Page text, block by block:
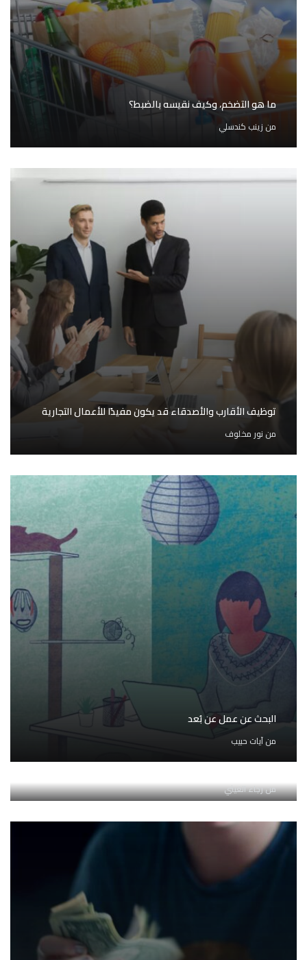
ما هو التضخم، وكيف نقيسه بالضبط؟
من زينب كندسلي
توظيف الأقارب والأصدقاء قد يكون مفيدًا للأعمال التجارية
مننور مخلوف
البحث عن عمل عن بُعد
منآيات حبيب
العملات الرقمية: وسيلة للدفع أم أداة للمقامرة؟
منرجاء الغيثي